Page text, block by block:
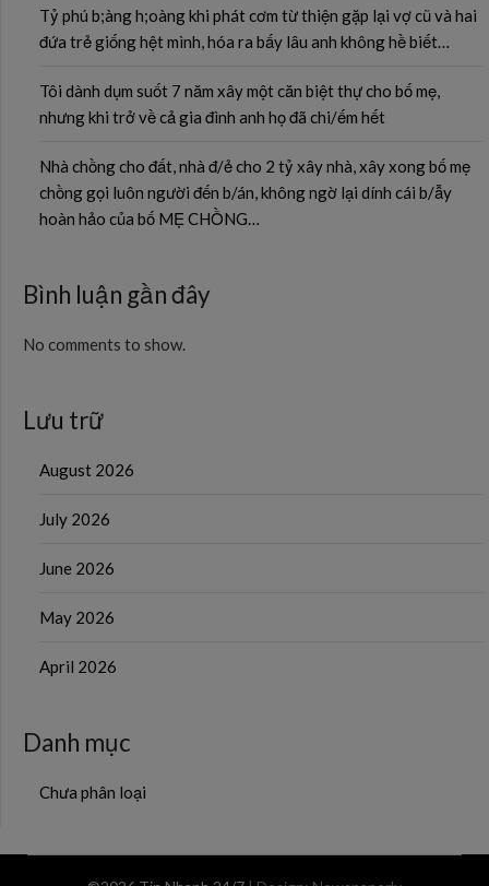
Tỷ phú b;àng h;oàng khi phát cơm từ thiện gặp lại vợ cũ và hai
đứa trẻ giống hệt mình, hóa ra bấy lâu anh không hề biết…
Tôi dành dụm suốt 7 năm xây một căn biệt thự cho bố mẹ,
nhưng khi trở về cả gia đình anh họ đã chi/ếm hết
Nhà chồng cho đất, nhà đ/ẻ cho 2 tỷ xây nhà, xây xong bố mẹ
chồng gọi luôn người đến b/án, không ngờ lại dính cái b/ẫy
hoàn hảo của bố MẸ CHỒNG…
Bình luận gần đây
No comments to show.
Lưu trữ
August 2026
July 2026
June 2026
May 2026
April 2026
Danh mục
Chưa phân loại